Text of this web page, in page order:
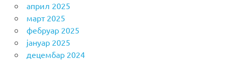
април 2025
март 2025
фебруар 2025
јануар 2025
децембар 2024